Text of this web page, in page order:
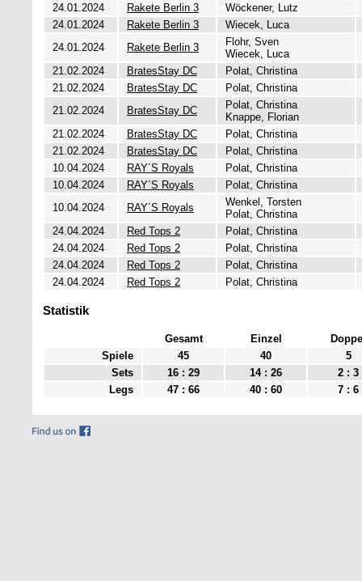
24.01.2024
Rakete Berlin 3
Wöckener, Lutz
24.01.2024
Rakete Berlin 3
Wiecek, Luca
24.01.2024
Rakete Berlin 3
Flohr, Sven
Wiecek, Luca
21.02.2024
BratesStay DC
Polat, Christina
21.02.2024
BratesStay DC
Polat, Christina
21.02.2024
BratesStay DC
Polat, Christina
Knappe, Florian
21.02.2024
BratesStay DC
Polat, Christina
21.02.2024
BratesStay DC
Polat, Christina
10.04.2024
RAY´S Royals
Polat, Christina
10.04.2024
RAY´S Royals
Polat, Christina
10.04.2024
RAY´S Royals
Wenkel, Torsten
Polat, Christina
24.04.2024
Red Tops 2
Polat, Christina
24.04.2024
Red Tops 2
Polat, Christina
24.04.2024
Red Tops 2
Polat, Christina
24.04.2024
Red Tops 2 Polat, Christina
Statistik
Gesamt Einzel
Spiele
45 40
5
Sets
16 : 29 14 : 26
2 : 3
Legs
47 : 66 40 : 60 7 : 6